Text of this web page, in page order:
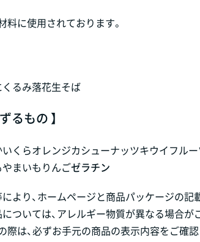
料に使用されております。
くるみ落花生そば
るもの 】
いくらオレンジカシューナッツキウイフル
やまいも りんごゼラチン
より、ホームページと商品パッケージの記
ついては、アレルギー物質が異なる場合が
際は、必ずお手元の商品の表示内容をご確認